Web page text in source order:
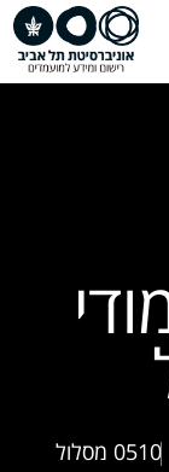
0510 מסלול